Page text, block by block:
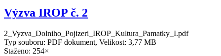
Výzva IROP č. 2
2_Vyzva_Dolniho_Pojizeri_IROP_Kultura_Pamatky_I.pdf
Typ souboru: PDF dokument, Velikost: 3,77 MB
Staženo: 254×